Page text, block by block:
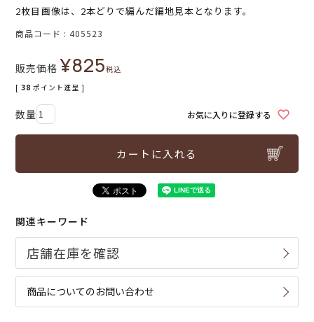
2枚目画像は、2本どりで編んだ編地見本となります。
商品コード 405523
販売価格 ¥825税込
[ 38 ポイント進呈 ]
お気に入りに登録する
カートに入れる
関連キーワード
商品についてのお問い合わせ